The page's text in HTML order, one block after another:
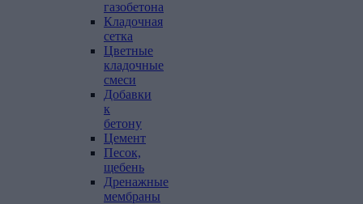
газобетона
Кладочная
сетка
Цветные
кладочные
смеси
Добавки
к
бетону
Цемент
Песок,
щебень
Дренажные
мембраны